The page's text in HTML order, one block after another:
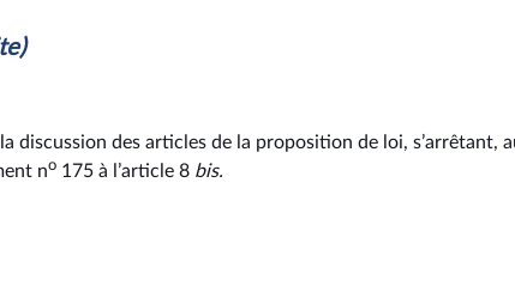
discussion des articles de la proposition de loi, s’arrêtant,
no 175 à l’article 8 bis.